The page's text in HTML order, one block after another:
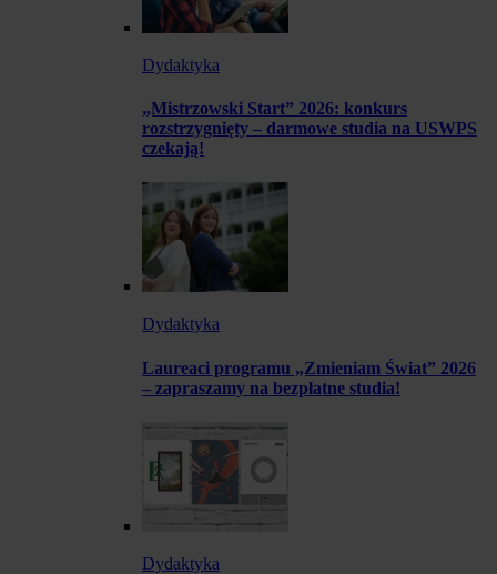
Dydaktyka
„Mistrzowski Start” 2026: konkurs
rozstrzygnięty – darmowe studia na USWPS
czekają!
Dydaktyka
Laureaci programu „Zmieniam Świat” 2026
– zapraszamy na bezpłatne studia!
Dydaktyka